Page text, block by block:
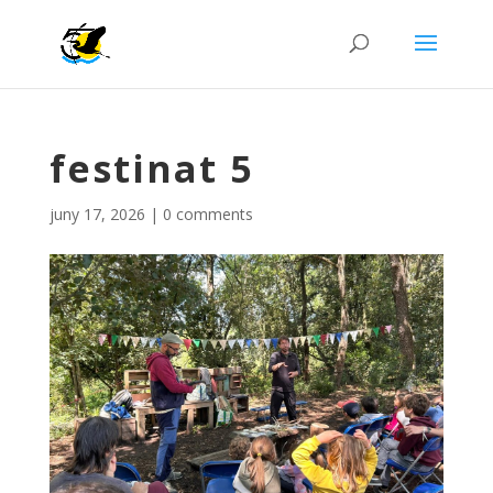
festinat 5
juny 17, 2026 | 0 comments